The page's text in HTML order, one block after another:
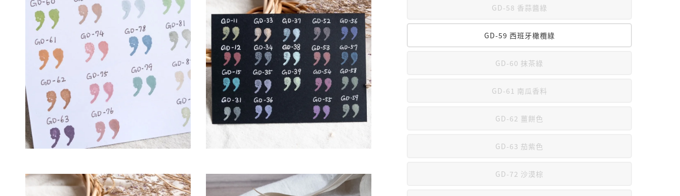
GD-58 香蒜醬綠
GD-59 西班牙橄欖綠
GD-60 抹茶綠
GD-61 南瓜香料
GD-62 薑餅色
GD-63 茄紫色
GD-72 沙漠棕